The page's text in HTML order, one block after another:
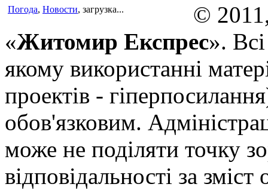
Погода, Новости, загрузка...
©
«Житомир Експрес».
якому використанні
проектів -
обов'язковим.
може не поділяти точку
відповідальності за